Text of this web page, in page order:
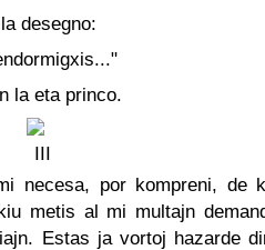
desegno:
la eta princo.
necesa, por kompreni, de
metis al mi multajn
Estas ja vortoj hazarde